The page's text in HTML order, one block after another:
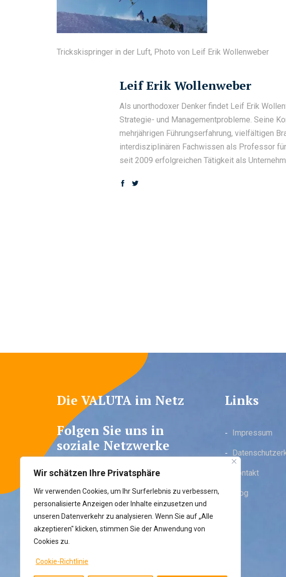
Wir schätzen Ihre Privatsphäre
Wir verwenden Cookies, um Ihr Surferlebnis zu verbessern,
personalisierte Anzeigen oder Inhalte einzusetzen und
unseren Datenverkehr zu analysieren. Wenn Sie auf „Alle
akzeptieren" klicken, stimmen Sie der Anwendung von
Cookies zu.
Cookie-Richtlinie
Trickskispringer in der Luft, Photo von Leif Erik Wollenweber
Leif Erik Wollenweber
Als unorthodoxer Denker findet Leif Erik
Strategie- und Managementprobleme. Seine
mehrjährigen Führungserfahrung, vielfältigen
interdisziplinären Fachwissen als Professor
seit 2009 erfolgreichen Tätigkeit als
Die VALUTA im Netz
Folgen Sie uns in
soziale Netzwerke
Links
Impressum
Kontakt
Blog